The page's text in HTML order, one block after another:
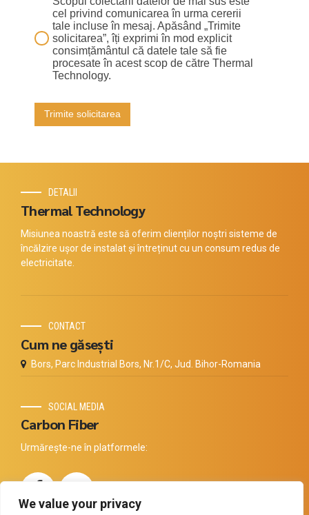
We value your privacy
cel privind comunicarea în urma cererii
tale incluse în mesaj. Apăsând „Trimite
solicitarea”, îți exprimi în mod explicit
consimțământul că datele tale să fie
procesate în acest scop de către Thermal
Technology.
Trimite solicitarea
DETALII
Thermal Technology
Misiunea noastră este să oferim clienților noștri sisteme de
încălzire ușor de instalat și întreținut cu un consum redus de
electricitate.
CONTACT
Cum ne găsești
Bors, Parc Industrial Bors, Nr.1/C, Jud. Bihor-Romania
SOCIAL MEDIA
Carbon Fiber
Urmărește-ne în platformele: